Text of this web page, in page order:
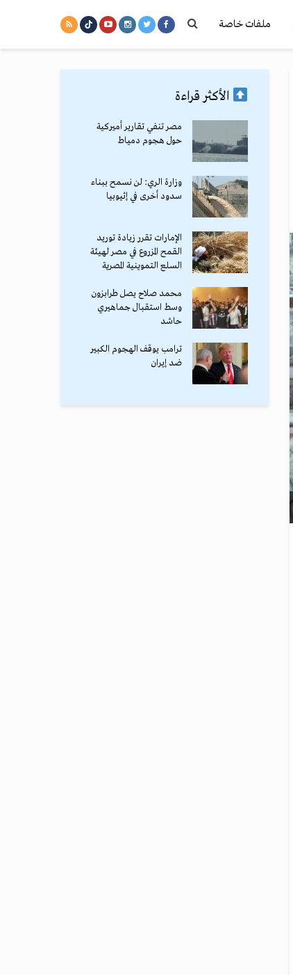
ملفات خاصة
الأكثر قراءة
مصر تنفي تقارير أميركية
حول هجوم دمياط
وزارة الري: لن نسمح ببناء
سدود أخرى في إثيوبيا
الإمارات تقرر زيادة توريد
القمح المزروع في مصر لهيئة
السلع التموينية المصرية
محمد صلاح يصل طرابزون
وسط استقبال جماهيري
حاشد
ترامب يوقف الهجوم الكبير
ضد إيران